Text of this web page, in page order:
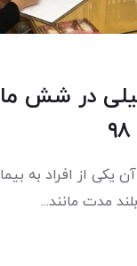
در شش
آن یکی از افراد به
مدت مانند...